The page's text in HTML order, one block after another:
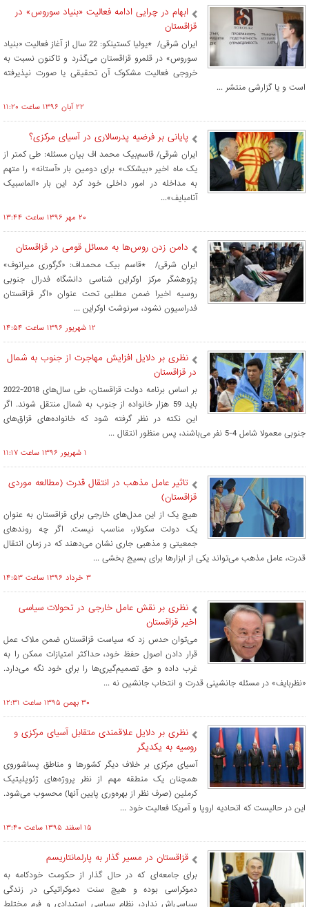
ابهام در چرایی ادامه فعالیت «بنیاد سوروس» در
قزاقستان
ایران شرقی/ *یولیا کستینکو: 22 سال از آغاز فعالیت «بنیاد
سوروس» در قلمرو قزاقستان می‌گذرد و تاکنون نسبت به
خروجی فعالیت مشکوک آن تحقیقی یا صورت نپذیرفته
است و یا گزارشی منتشر ...
۲۲ آبان ۱۳۹۶ ساعت ۱۱:۲۰
پایانی بر فرضیه پدرسالاری در آسیای مرکزی؟
ایران شرقی/ قاسم‌بیک محمد اف بیان مسئله: طی کمتر از
یک ماه اخیر «بیشکک» برای دومین بار «آستانه» را متهم
به مداخله در امور داخلی خود کرد این بار «الماسبیک
آتامبایف»...
۲۰ مهر ۱۳۹۶ ساعت ۱۳:۴۴
دامن زدن روس‌ها به مسائل قومی در قزاقستان
ایران شرقی/ *قاسم بیک محمد‌اف: «گرگوری میرانوف»
پژوهشگر مرکز اوکراین شناسی دانشگاه فدرال جنوبی
روسیه اخیرا ضمن مطلبی تحت عنوان «اگر قزاقستان
فدراسیون نشود، سرنوشت اوکراین ...
۱۲ شهريور ۱۳۹۶ ساعت ۱۴:۵۴
نظری بر دلایل افزایش مهاجرت از جنوب به شمال
در قزاقستان
بر اساس برنامه دولت قزاقستان، طی سال‌های 2018-2022
باید 59 هزار خانواده از جنوب به شمال منتقل شوند. اگر
این نکته در نظر گرفته شود که خانواده‌های قزاق‌های
جنوبی معمولا شامل 4-5 نفر می‌باشند، پس منظور انتقال ...
۱ شهريور ۱۳۹۶ ساعت ۱۱:۱۷
تاثیر عامل مذهب در انتقال قدرت (مطالعه موردی
قزاقستان)
هیچ یک از این مدل‌های خارجی برای قزاقستان به عنوان
یک دولت سکولار، مناسب نیست. اگر چه روندهای
جمعیتی و مذهبی جاری نشان می‌دهند که در زمان انتقال
قدرت، عامل مذهب می‌تواند یکی از ابزارها برای بسیج بخشی ...
۳ خرداد ۱۳۹۶ ساعت ۱۴:۵۳
نظری بر نقش عامل خارجی در تحولات سیاسی
اخیر قزاقستان
می‌توان حدس زد که سیاست قزاقستان ضمن ملاک عمل
قرار دادن اصول حفظ خود، حداکثر امتیازات ممکن را به
غرب داده و حق تصمیم‌گیری‌ها را برای خود نگه می‌دارد.
«نظربایف» در مسئله جانشینی قدرت و انتخاب جانشین نه ...
۳۰ بهمن ۱۳۹۵ ساعت ۱۲:۳۱
نظری بر دلایل علاقمندی متقابل آسیای مرکزی و
روسیه به یکدیگر
آسیای مرکزی بر خلاف دیگر کشورها و مناطق پساشوروی
همچنان یک منطقه مهم از نظر پروژه‌های ژئوپلیتیک
کرملین (صرف نظر از بهره‌وری پایین آنها) محسوب می‌شود.
این در حالیست که اتحادیه اروپا و آمریکا فعالیت خود ...
۱۵ اسفند ۱۳۹۵ ساعت ۱۳:۴۰
قزاقستان در مسیر گذار به پارلمانتاریسم
برای جامعه‌ای که در حال گذار از حکومت خودکامه به
دموکراسی بوده و هیچ سنت دموکراتیکی در زندگی
سیاسی‌اش ندارد، نظام سیاسی استبدادی و فرم مختلط